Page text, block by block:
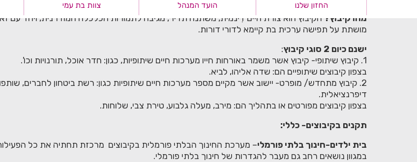
החזון שלנו הועד המנהל צוות בת עמי אודות בת עמי>קיבוצים- בת עמי
מהו קיבוץ? הקיבוץ הוא צורת חיים דִינמית, משתנה תדיר, מגיבה לתמורות הכלכלה המודרנית, ויחד עם
מושתת על תפישה ערכית בת קיימא לדורי דורות.
ישנם כיום 2 סוגי קיבוץ
:
1. קיבוץ שיתופי- קיבוץ אשר משמר באורחות חייו מערכות חיים שיתופיות, כגון: חדר אוכל, תורנויות וכו'.
בצפון קיבוצים שיתופיים הם: שדה אליהו, לביא.
2. קיבוץ מתחדש/ מופרט- יישוב אשר מקיים מספר מערכות חיים שיתופיות כגון: רשת ביטחון לחברים,
דיפרנציאלית.
בצפון קיבוצים מפורטים או בתהליך הם: מירב, מעלה גלבוע, טירת צבי, שלוחות.
תקנים בקיבוצים- כללי:
בית ילדים-חינוך בלתי פורמלי– מערכת החינוך הבלתי פורמלית בקיבוצים מרכזת תחתיה את כל
במגוון נושאים רחב גם מעבר להגדרות של חינוך בלתי פורמלי.